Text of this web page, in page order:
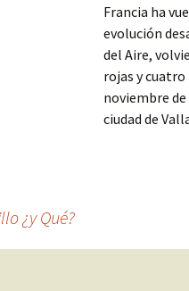
Francia ha
evolución
del Aire,
rojas y
noviembre
ciudad de
¿y Qué?